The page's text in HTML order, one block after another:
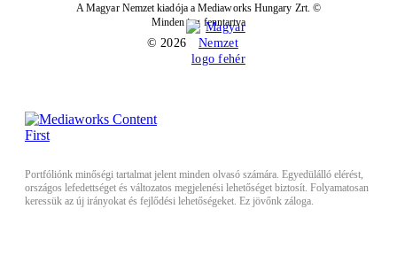
A Magyar Nemzet kiadója a Mediaworks Hungary Zrt. ©
Minden jog fenntartva
© 2026
Portfóliónk minőségi tartalmat jelent minden olvasó számára. Egyedülálló elérést,
országos lefedettséget és változatos megjelenési lehetőséget biztosít. Folyamatosan
keressük az új irányokat és fejlődési lehetőségeket. Ez jövőnk záloga.